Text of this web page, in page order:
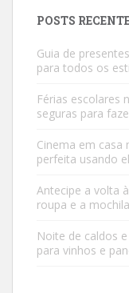
POSTS
Guia de
para todos os
Férias escolares
seguras para
Cinema em casa
perfeita usando
Antecipe a volta
roupa e a
Noite de caldos
para vinhos e